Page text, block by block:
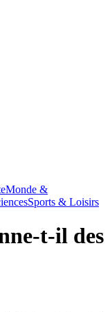
Monde &
Sports & Loisirs
t-il des